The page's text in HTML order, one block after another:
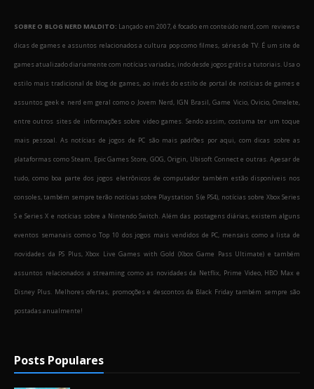
SOBRE O BLOG NERD MALDITO: Lançado em 2007, é focado em conteúdo nerd, com reviews e
dicas de games e assuntos relacionados a cultura pop como filmes, séries de TV. É um site de
games atualizado diariamente com notícias variadas, indo desde jogos grátis a tutoriais. Usa o
estilo mais tradicional de blog de games, ao invés do estilo de portal de notícias de games e
assuntos geek e nerd em geral como o Jovem Nerd, IGN Brasil, Game Vicio, Ovicio, Omelete,
entre outros sites de informações sobre video games. Sendo assim, costuma ter um toque
mais pessoal. As notícias de jogos de PC são mais padrões por aqui, com dicas sobre as
plataformas como Steam, Epic Games Store, GOG, Origin, Ubisoft Connect e outras. Apesar de
tudo, como boa parte dos jogos eletrônicos de computador também estão disponíveis nos
consoles, também sempre terão notícias sobre Playstation 5 (e PS4), notícias sobre Xbox Series
S e Series X e notícias sobre a Nintendo Switch. Além das postagens diárias, existem alguns
eventos semanais como o Top 10 dos jogos mais vendidos de PC, mensais como a lista de
novidades da PS Plus, Xbox Live Games with Gold (Xbox Game Pass Ultimate) e também
assuntos relacionados a streaming como as novidades da Netflix, Prime Video, HBO Max e
Disney Plus. Melhores ofertas, promoções e descontos da Black Friday também sempre são
postadas anualmente!
Posts Populares